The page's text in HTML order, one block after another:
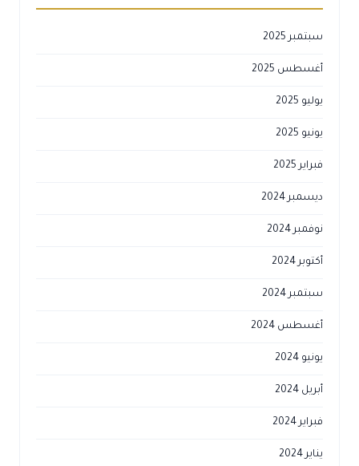
سبتمبر 2025
أغسطس 2025
يوليو 2025
يونيو 2025
فبراير 2025
ديسمبر 2024
نوفمبر 2024
أكتوبر 2024
سبتمبر 2024
أغسطس 2024
يونيو 2024
أبريل 2024
فبراير 2024
يناير 2024